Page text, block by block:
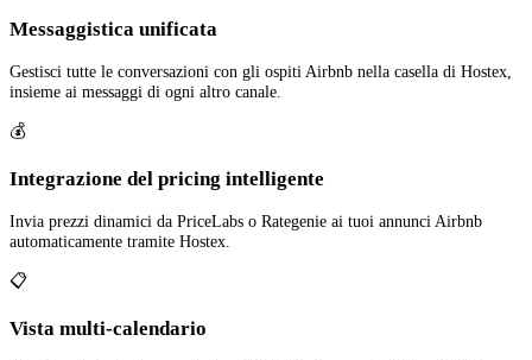
Messaggistica unificata
Gestisci tutte le conversazioni con gli ospiti Airbnb nella casella di Hostex,
insieme ai messaggi di ogni altro canale.
💰
Integrazione del pricing intelligente
Invia prezzi dinamici da PriceLabs o Rategenie ai tuoi annunci Airbnb
automaticamente tramite Hostex.
📋
Vista multi-calendario